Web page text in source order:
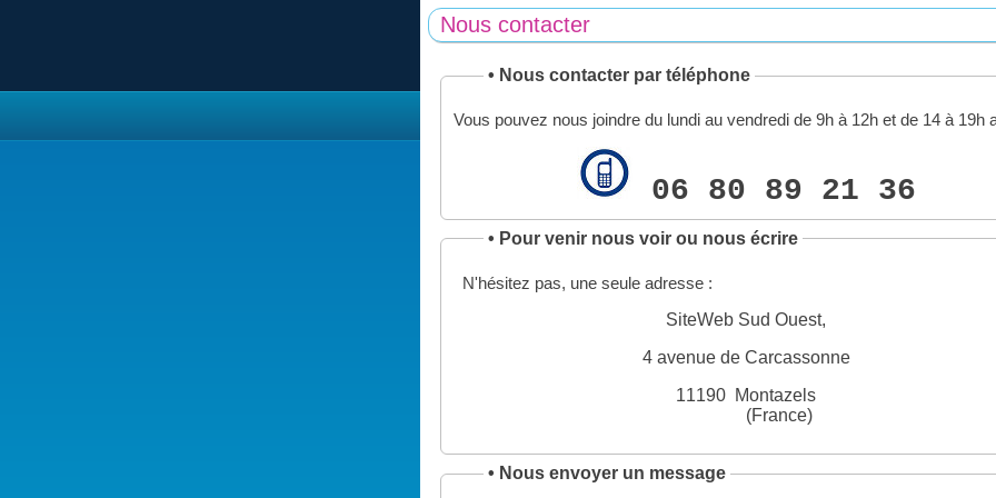
Nous contacter
• Nous contacter par téléphone
Vous pouvez nous joindre du lundi au vendredi de 9h à 12h et de 14 à 19h
06 80 89 21 36
• Pour venir nous voir ou nous écrire
N'hésitez pas, une seule adresse :
SiteWeb Sud Ouest,
4 avenue de Carcassonne
11190 Montazels
(France)
• Nous envoyer un message